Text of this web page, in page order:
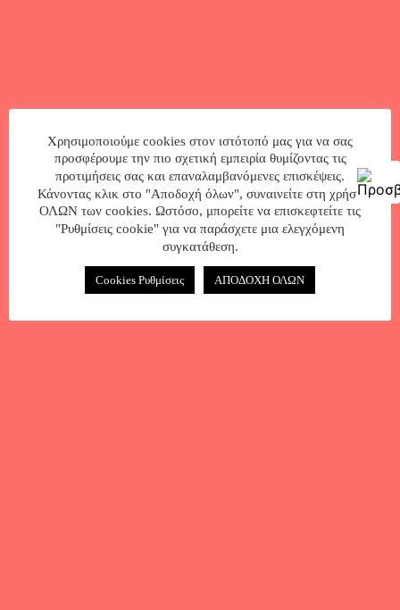
Δείτε
περισσότερα
Χρησιμοποιούμε cookies στον ιστότοπό μας για να σας
προσφέρουμε την πιο σχετική εμπειρία θυμίζοντας τις
προτιμήσεις σας και επαναλαμβανόμενες επισκέψεις.
Κάνοντας κλικ στο "Αποδοχή όλων", συναινείτε στη χρήση
ΟΛΩΝ των cookies. Ωστόσο, μπορείτε να επισκεφτείτε τις
"Ρυθμίσεις cookie" για να παράσχετε μια ελεγχόμενη
συγκατάθεση.
Cookies Ρυθμίσεις ΑΠΟΔΟΧΗ ΟΛΩΝ